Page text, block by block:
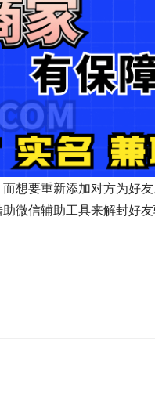
想要重新添加对方为好
微信辅助工具来解封好